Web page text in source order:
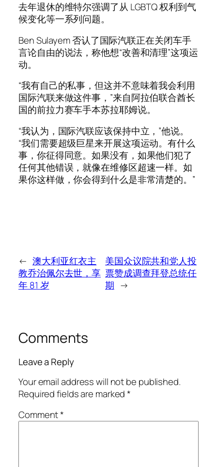
去年退休的维特尔强调了从 LGBTQ 权利到气
候变化等一系列问题。
Ben Sulayem 否认了国际汽联正在关闭车手
言论自由的说法，称他想“改善和清理”这项运
动。
“我有自己的私事，但这并不意味着我会利用
国际汽联来做这件事，”来自阿拉伯联合酋长
国的前拉力赛车手本苏拉耶姆说。
“我认为，国际汽联应该保持中立，”他说。
“我们需要超级巨星来开展这项运动。有什么
事，你征得同意。如果没有，如果他们犯了
任何其他错误，就像在维修区超速一样。如
果你这样做，你会得到什么是非常清楚的。”
← 澳大利亚红衣主
教乔治佩尔去世，享
年 81 岁
美国众议院共和党人投
票赞成调查拜登总统任
期 →
Comments
Leave a Reply
Your email address will not be published.
Required fields are marked*
Comment*